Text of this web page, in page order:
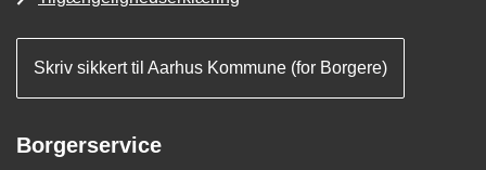
Skriv sikkert til Aarhus Kommune (for Borgere)
Borgerservice